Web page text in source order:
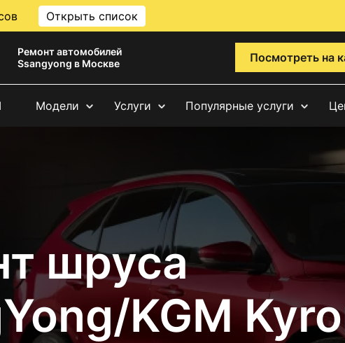
Открыть список
Ремонт автомобилей
Ssangyong в Москве
Посмотреть на
Модели Услуги Популярные услуги
шруса
KGM